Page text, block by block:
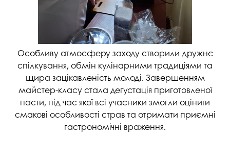
Особливу атмосферу заходу створили дружнє
спілкування, обмін кулінарними традиціями та
щира зацікавленість молоді. Завершенням
майстер-класу стала дегустація приготовленої
пасти, під час якої всі учасники змогли оцінити
смакові особливості страв та отримати приємні
гастрономічні враження.